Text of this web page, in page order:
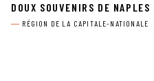
DOUX SOUVENIRS DE NAPLES
RÉGION DE LA CAPITALE-NATIONALE